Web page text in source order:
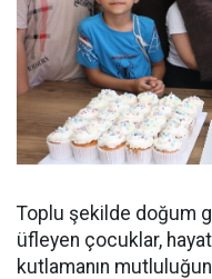
Toplu şekilde doğum
üfleyen çocuklar,
kutlamanın